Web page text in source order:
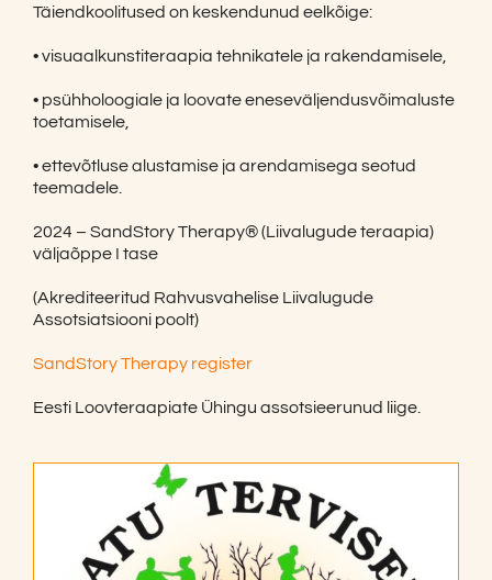
Täiendkoolitused on keskendunud eelkõige:
• visuaalkunstiteraapia tehnikatele ja rakendamisele,
• psühholoogiale ja loovate eneseväljendusvõimaluste
toetamisele,
• ettevõtluse alustamise ja arendamisega seotud
teemadele.
2024 – SandStory Therapy® (Liivalugude teraapia)
väljaõppe I tase
(Akrediteeritud Rahvusvahelise Liivalugude
Assotsiatsiooni poolt)
SandStory Therapy register
Eesti Loovteraapiate Ühingu assotsieerunud liige.